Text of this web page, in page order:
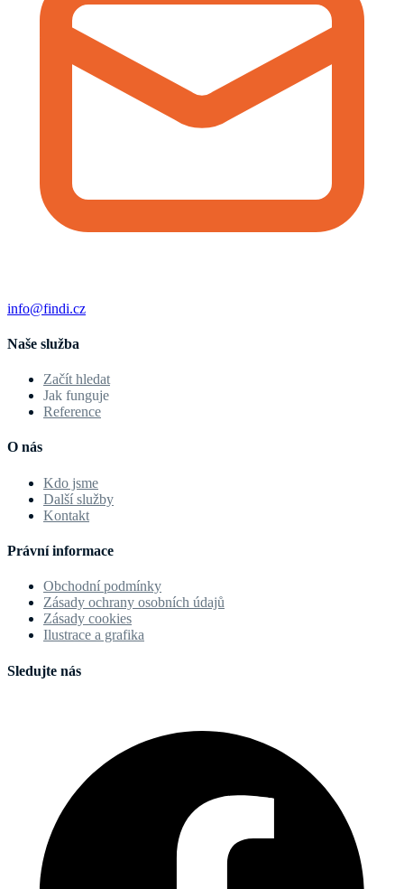
info@findi.cz
Naše služba
Začít hledat
Jak funguje
Reference
O nás
Kdo jsme
Další služby
Kontakt
Právní informace
Obchodní podmínky
Zásady ochrany osobních údajů
Zásady cookies
Ilustrace a grafika
Sledujte nás